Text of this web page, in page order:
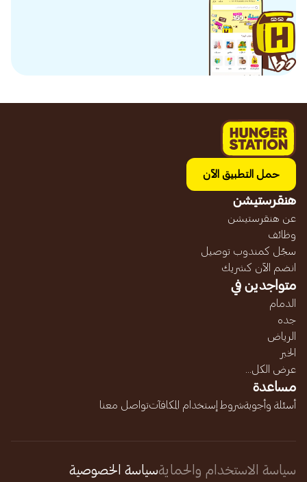
حمل التطبيق الآن
هنقرستيشن
عن هنقرستيشن
وظائف
سجّل كمندوب توصيل
انضم الآن كشريك
متواجدين في
الدمام
جده
الرياض
الخبر
عرض الكل...
مساعدة
أسئلة وأجوبةشروط إستخدام المكافآتتواصل معنا
سياسة الاستخدام والحمايةسياسة الخصوصية